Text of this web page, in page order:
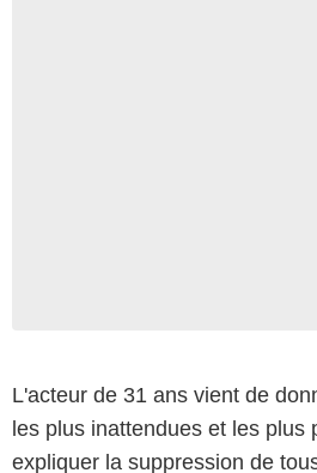
L'acteur de 31 ans vient de
les plus inattendues et les plus
expliquer la suppression de